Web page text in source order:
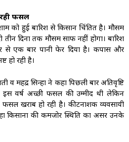
फसल
को हुई बारिश से किसान चिंतित है। मौसम
दिनों तक मौसम साफ नहीं होगा। बारिश
एक बार पानी फेर दिया है। कपास और
हो रही है।
व महेंद्र सिन्हा ने कहा पिछली बार अतिवृष्टि
वर्ष अच्छी फसल की उम्मीद थी लेकिन
फसल खराब हो रही है। कीटनाशक व्यवसायी
की कमजोर स्थिति का असर उनके